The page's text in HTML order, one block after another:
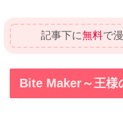
記事下に無料で
Bite Maker～王